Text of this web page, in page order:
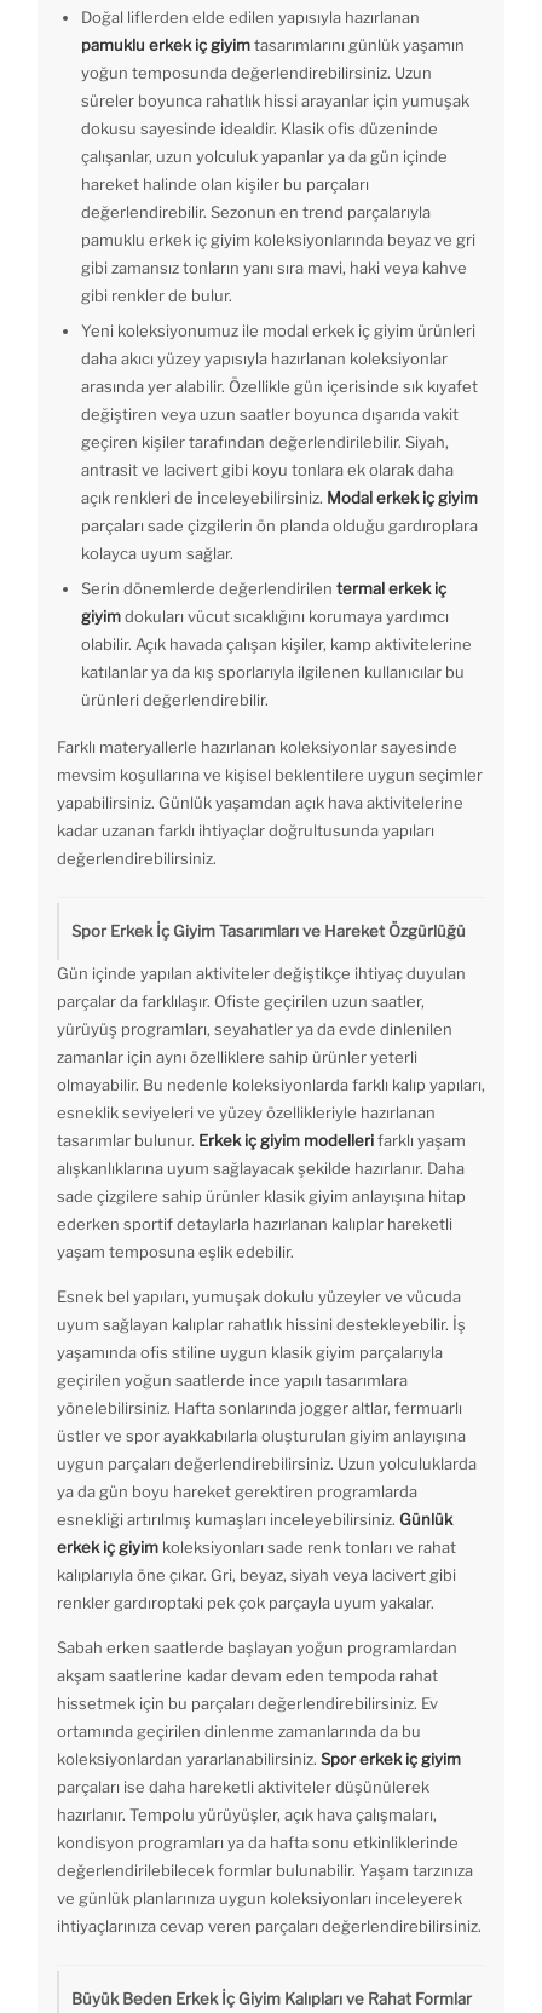
Doğal liflerden elde edilen yapısıyla hazırlanan
pamuklu erkek iç giyimtasarımlarını günlük yaşamın
yoğun temposunda değerlendirebilirsiniz. Uzun
süreler boyunca rahatlık hissi arayanlar için yumuşak
dokusu sayesinde idealdir. Klasik ofis düzeninde
çalışanlar, uzun yolculuk yapanlar ya da gün içinde
hareket halinde olan kişiler bu parçaları
değerlendirebilir. Sezonun en trend parçalarıyla
pamuklu erkek iç giyim koleksiyonlarında beyaz ve gri
gibi zamansız tonların yanı sıra mavi, haki veya kahve
gibi renkler de bulur.
Yeni koleksiyonumuz ile modal erkek iç giyim ürünleri
daha akıcı yüzey yapısıyla hazırlanan koleksiyonlar
arasında yer alabilir. Özellikle gün içerisinde sık kıyafet
değiştiren veya uzun saatler boyunca dışarıda vakit
geçiren kişiler tarafından değerlendirilebilir. Siyah,
antrasit ve lacivert gibi koyu tonlara ek olarak daha
açık renkleri de inceleyebilirsiniz. Modal erkek iç giyim
parçaları sade çizgilerin ön planda olduğu gardıroplara
kolayca uyum sağlar.
Serin dönemlerde değerlendirilen termal erkek iç
giyimdokuları vücut sıcaklığını korumaya yardımcı
olabilir. Açık havada çalışan kişiler, kamp aktivitelerine
katılanlar ya da kış sporlarıyla ilgilenen kullanıcılar bu
ürünleri değerlendirebilir.
Farklı materyallerle hazırlanan koleksiyonlar sayesinde
mevsim koşullarına ve kişisel beklentilere uygun seçimler
yapabilirsiniz. Günlük yaşamdan açık hava aktivitelerine
kadar uzanan farklı ihtiyaçlar doğrultusunda yapıları
değerlendirebilirsiniz.
Spor Erkek İç Giyim Tasarımları ve Hareket Özgürlüğü
Gün içinde yapılan aktiviteler değiştikçe ihtiyaç duyulan
parçalar da farklılaşır. Ofiste geçirilen uzun saatler,
yürüyüş programları, seyahatler ya da evde dinlenilen
zamanlar için aynı özelliklere sahip ürünler yeterli
olmayabilir. Bu nedenle koleksiyonlarda farklı kalıp yapıları,
esneklik seviyeleri ve yüzey özellikleriyle hazırlanan
tasarımlar bulunur. Erkek iç giyim modellerifarklı yaşam
alışkanlıklarına uyum sağlayacak şekilde hazırlanır. Daha
sade çizgilere sahip ürünler klasik giyim anlayışına hitap
ederken sportif detaylarla hazırlanan kalıplar hareketli
yaşam temposuna eşlik edebilir.
Esnek bel yapıları, yumuşak dokulu yüzeyler ve vücuda
uyum sağlayan kalıplar rahatlık hissini destekleyebilir. İş
yaşamında ofis stiline uygun klasik giyim parçalarıyla
geçirilen yoğun saatlerde ince yapılı tasarımlara
yönelebilirsiniz. Hafta sonlarında jogger altlar, fermuarlı
üstler ve spor ayakkabılarla oluşturulan giyim anlayışına
uygun parçaları değerlendirebilirsiniz. Uzun yolculuklarda
ya da gün boyu hareket gerektiren programlarda
esnekliği artırılmış kumaşları inceleyebilirsiniz. Günlük
erkek iç giyim koleksiyonları sade renk tonları ve rahat
kalıplarıyla öne çıkar. Gri, beyaz, siyah veya lacivert gibi
renkler gardıroptaki pek çok parçayla uyum yakalar.
Sabah erken saatlerde başlayan yoğun programlardan
akşam saatlerine kadar devam eden tempoda rahat
hissetmek için bu parçaları değerlendirebilirsiniz. Ev
ortamında geçirilen dinlenme zamanlarında da bu
koleksiyonlardan yararlanabilirsiniz. Spor erkek iç giyim
parçaları ise daha hareketli aktiviteler düşünülerek
hazırlanır. Tempolu yürüyüşler, açık hava çalışmaları,
kondisyon programları ya da hafta sonu etkinliklerinde
değerlendirilebilecek formlar bulunabilir. Yaşam tarzınıza
ve günlük planlarınıza uygun koleksiyonları inceleyerek
ihtiyaçlarınıza cevap veren parçaları değerlendirebilirsiniz.
Büyük Beden Erkek İç Giyim Kalıpları ve Rahat Formlar